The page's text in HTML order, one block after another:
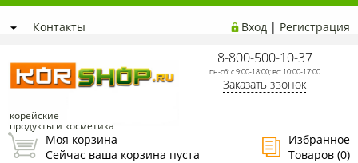
Контакты Вход | Регистрация
корейские
продукты и косметика
8-800-500-10-37
пн-сб: с 9:00-18:00; вс: 10:00-17:00
Заказать звонок
Избранное
Товаров (0)
Моя корзина
Сейчас ваша корзина пуста